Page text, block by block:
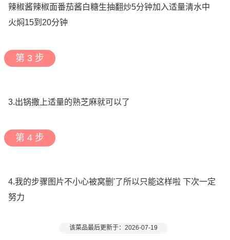
辣椒酱辣椒面番茄酱白糖生抽翻炒5分钟加入适量清水中
火焖15到20分钟
第 3 步
3.出锅撒上适量的熟芝麻就可以了
第 4 步
4.我的步骤图片不小心被窝删'了所以只能这样啦 下次一定
努力
该菜品最后更新于：2026-07-19